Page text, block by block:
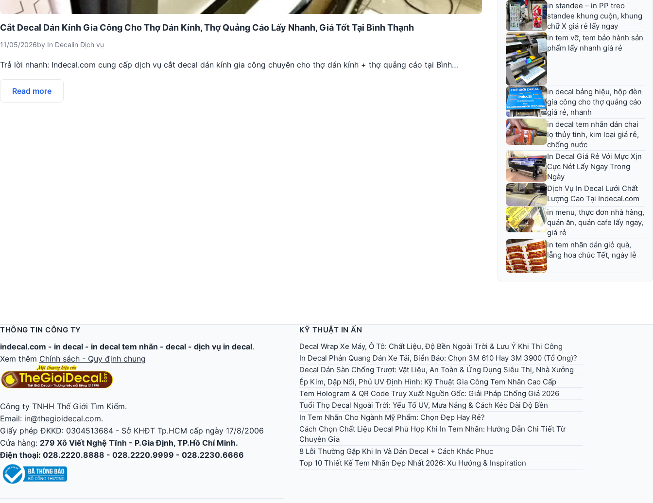
Cắt Decal Dán Kính Gia Công Cho Thợ Dán Kính, Thợ Quảng Cáo Lấy Nhanh, Giá Tốt Tại Bình Thạnh
11/05/2026by In Decalin Dịch vụ
Trả lời nhanh: Indecal.com cung cấp dịch vụ cắt decal dán kính gia công chuyên cho thợ dán kính + thợ quảng cáo tại Bình…
Read more
in standee – in PP treo
standee khung cuộn, khung
chữ X giá rẻ lấy ngay
in tem vỡ, tem bảo hành sản
phẩm lấy nhanh giá rẻ
in decal bảng hiệu, hộp đèn
gia công cho thợ quảng cáo
giá rẻ, nhanh
in decal tem nhãn dán chai
lọ thủy tinh, kim loại giá rẻ,
chống nước
In Decal Giá Rẻ Với Mực Xịn
Cực Nét Lấy Ngay Trong
Ngày
Dịch Vụ In Decal Lưới Chất
Lượng Cao Tại Indecal.com
in menu, thực đơn nhà hàng,
quán ăn, quán cafe lấy ngay,
giá rẻ
in tem nhãn dán giỏ quà,
lẵng hoa chúc Tết, ngày lễ
THÔNG TIN CÔNG TY
indecal.com - in decal - in decal tem nhãn - decal - dịch vụ in decal.
Xem thêm Chính sách - Quy định chung
Công ty TNHH Thế Giới Tìm Kiếm.
Email: in@thegioidecal.com.
Giấy phép ĐKKD: 0304513684 - Sở KHĐT Tp.HCM cấp ngày 17/8/2006
Cửa hàng: 279 Xô Viết Nghệ Tĩnh - P.Gia Định, TP.Hồ Chí Minh.
Điện thoại: 028.2220.8888 - 028.2220.9999 - 028.2230.6666
KỸ THUẬT IN ẤN
Decal Wrap Xe Máy, Ô Tô: Chất Liệu, Độ Bền Ngoài Trời & Lưu Ý Khi Thi Công
In Decal Phản Quang Dán Xe Tải, Biển Báo: Chọn 3M 610 Hay 3M 3900 (Tổ Ong)?
Decal Dán Sàn Chống Trượt: Vật Liệu, An Toàn & Ứng Dụng Siêu Thị, Nhà Xưởng
Ép Kim, Dập Nổi, Phủ UV Định Hình: Kỹ Thuật Gia Công Tem Nhãn Cao Cấp
Tem Hologram & QR Code Truy Xuất Nguồn Gốc: Giải Pháp Chống Giả 2026
Tuổi Thọ Decal Ngoài Trời: Yếu Tố UV, Mưa Nắng & Cách Kéo Dài Độ Bền
In Tem Nhãn Cho Ngành Mỹ Phẩm: Chọn Đẹp Hay Rẻ?
Cách Chọn Chất Liệu Decal Phù Hợp Khi In Tem Nhãn: Hướng Dẫn Chi Tiết Từ
Chuyên Gia
8 Lỗi Thường Gặp Khi In Và Dán Decal + Cách Khắc Phục
Top 10 Thiết Kế Tem Nhãn Đẹp Nhất 2026: Xu Hướng & Inspiration